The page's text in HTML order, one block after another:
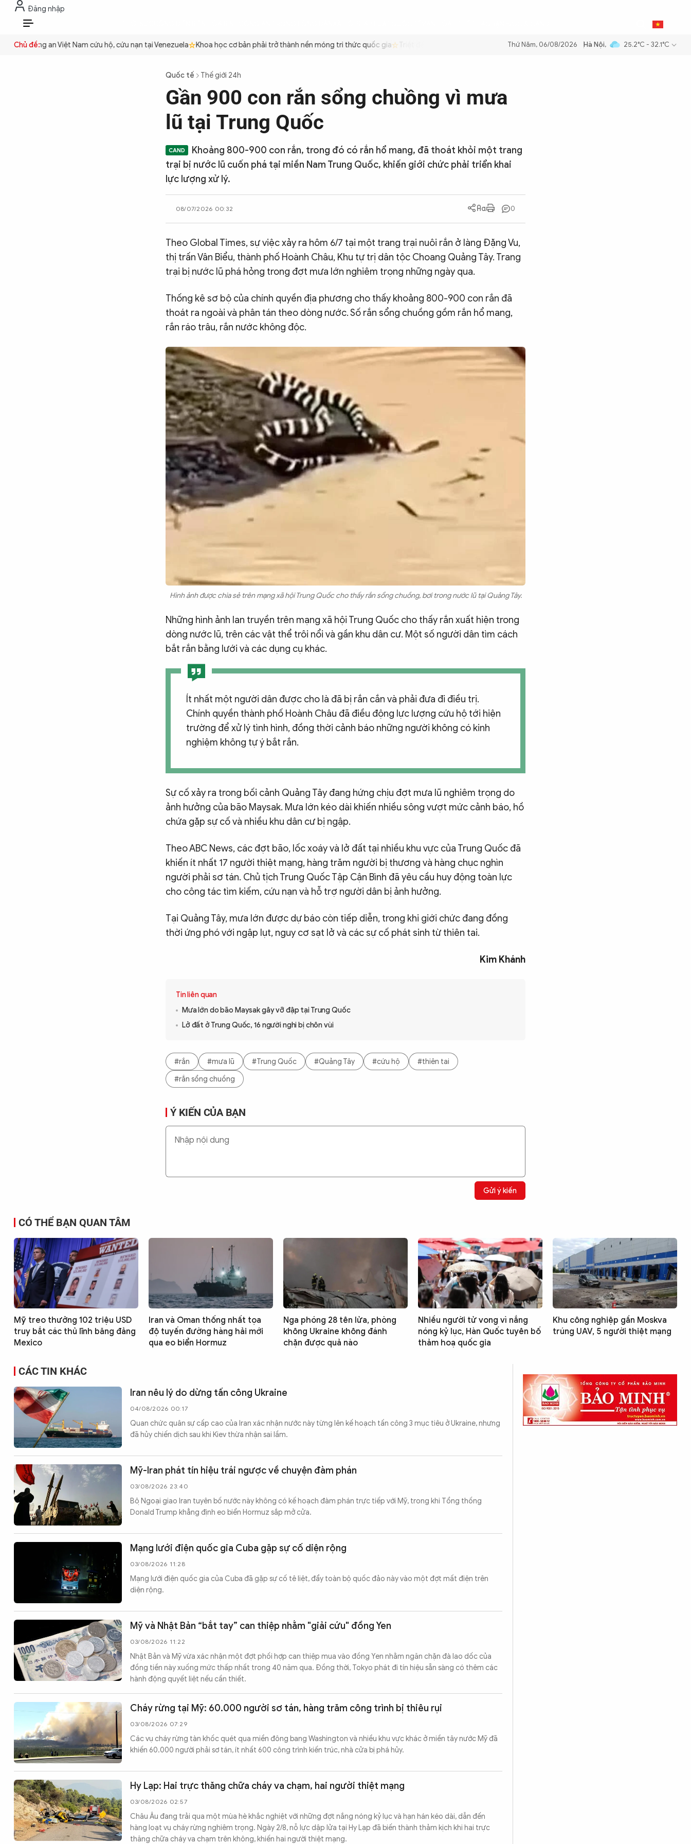
Đăng nhập
VI
Chủ đề:
Công an Việt Nam cứu hộ, cứu nạn tại Venezuela Khoa học cơ bản phải trở thành nền móng tri thức quốc gia Triệt để tiết kiệm xăng dầu để đảm bảo an ninh năng lượng quốc gia Thực hiện Nghị
Thứ Năm, 06/08/2026 Hà Nội, 25.2°C - 32.1°C
Quốc tế Thế giới 24h
Gần 900 con rắn sổng chuồng vì mưa
lũ tại Trung Quốc
Khoảng 800-900 con rắn, trong đó có rắn hổ mang, đã thoát khỏi một trang
trại bị nước lũ cuốn phá tại miền Nam Trung Quốc, khiến giới chức phải triển khai
lực lượng xử lý.
08/07/2026 00:32 0
Theo Global Times, sự việc xảy ra hôm 6/7 tại một trang trại nuôi rắn ở làng Đặng Vu,
thị trấn Vân Biểu, thành phố Hoành Châu, Khu tự trị dân tộc Choang Quảng Tây. Trang
trại bị nước lũ phá hỏng trong đợt mưa lớn nghiêm trọng những ngày qua.
Thống kê sơ bộ của chính quyền địa phương cho thấy khoảng 800-900 con rắn đã
thoát ra ngoài và phân tán theo dòng nước. Số rắn sổng chuồng gồm rắn hổ mang,
rắn ráo trâu, rắn nước không độc.
Hình ảnh được chia sẻ trên mạng xã hội Trung Quốc cho thấy rắn sổng chuồng, bơi trong nước lũ tại Quảng Tây.
Những hình ảnh lan truyền trên mạng xã hội Trung Quốc cho thấy rắn xuất hiện trong
dòng nước lũ, trên các vật thể trôi nổi và gần khu dân cư. Một số người dân tìm cách
bắt rắn bằng lưới và các dụng cụ khác.
Ít nhất một người dân được cho là đã bị rắn cắn và phải đưa đi điều trị.
Chính quyền thành phố Hoành Châu đã điều động lực lượng cứu hộ tới hiện
trường để xử lý tình hình, đồng thời cảnh báo những người không có kinh
nghiệm không tự ý bắt rắn.
Sự cố xảy ra trong bối cảnh Quảng Tây đang hứng chịu đợt mưa lũ nghiêm trọng do
ảnh hưởng của bão Maysak. Mưa lớn kéo dài khiến nhiều sông vượt mức cảnh báo, hồ
chứa gặp sự cố và nhiều khu dân cư bị ngập.
Theo ABC News, các đợt bão, lốc xoáy và lở đất tại nhiều khu vực của Trung Quốc đã
khiến ít nhất 17 người thiệt mạng, hàng trăm người bị thương và hàng chục nghìn
người phải sơ tán. Chủ tịch Trung Quốc Tập Cận Bình đã yêu cầu huy động toàn lực
cho công tác tìm kiếm, cứu nạn và hỗ trợ người dân bị ảnh hưởng.
Tại Quảng Tây, mưa lớn được dự báo còn tiếp diễn, trong khi giới chức đang đồng
thời ứng phó với ngập lụt, nguy cơ sạt lở và các sự cố phát sinh từ thiên tai.
Kim Khánh
Tin liên quan
Mưa lớn do bão Maysak gây vỡ đập tại Trung Quốc
Lở đất ở Trung Quốc, 16 người nghi bị chôn vùi
#rắn #mưa lũ #Trung Quốc #Quảng Tây #cứu hộ
#thiên tai
#rắn sổng chuồng
Ý KIẾN CỦA BẠN
Gửi ý kiến
CÓ THỂ BẠN QUAN TÂM
Mỹ treo thưởng 102 triệu USD
truy bắt các thủ lĩnh băng đảng
Mexico
Iran và Oman thống nhất tọa
độ tuyến đường hàng hải mới
qua eo biển Hormuz
Nga phóng 28 tên lửa, phòng
không Ukraine không đánh
chặn được quả nào
Nhiều người tử vong vì nắng
nóng kỷ lục, Hàn Quốc tuyên bố
thảm hoạ quốc gia
Khu công nghiệp gần Moskva
trúng UAV, 5 người thiệt mạng
CÁC TIN KHÁC
Iran nêu lý do dừng tấn công Ukraine
04/08/2026 00:17
Quan chức quân sự cấp cao của Iran xác nhận nước này từng lên kế hoạch tấn công 3 mục tiêu ở Ukraine, nhưng
đã hủy chiến dịch sau khi Kiev thừa nhận sai lầm.
Mỹ-Iran phát tín hiệu trái ngược về chuyện đàm phán
03/08/2026 23:40
Bộ Ngoại giao Iran tuyên bố nước này không có kế hoạch đàm phán trực tiếp với Mỹ, trong khi Tổng thống
Donald Trump khẳng định eo biển Hormuz sắp mở cửa.
Mạng lưới điện quốc gia Cuba gặp sự cố diện rộng
03/08/2026 11:28
Mạng lưới điện quốc gia của Cuba đã gặp sự cố tê liệt, đẩy toàn bộ quốc đảo này vào một đợt mất điện trên
diện rộng.
Mỹ và Nhật Bản “bắt tay” can thiệp nhằm "giải cứu" đồng Yen
03/08/2026 11:22
Nhật Bản và Mỹ vừa xác nhận một đợt phối hợp can thiệp mua vào đồng Yen nhằm ngăn chặn đà lao dốc của
đồng tiền này xuống mức thấp nhất trong 40 năm qua. Đồng thời, Tokyo phát đi tín hiệu sẵn sàng có thêm các
hành động quyết liệt nếu cần thiết.
Cháy rừng tại Mỹ: 60.000 người sơ tán, hàng trăm công trình bị thiêu rụi
03/08/2026 07:29
Các vụ cháy rừng tàn khốc quét qua miền đông bang Washington và nhiều khu vực khác ở miền tây nước Mỹ đã
khiến 60.000 người phải sơ tán, ít nhất 600 công trình kiến trúc, nhà cửa bị phá hủy.
Hy Lạp: Hai trực thăng chữa cháy va chạm, hai người thiệt mạng
03/08/2026 02:57
Châu Âu đang trải qua một mùa hè khắc nghiệt với những đợt nắng nóng kỷ lục và hạn hán kéo dài, dẫn đến
hàng loạt vụ cháy rừng nghiêm trọng. Ngày 2/8, nỗ lực dập lửa tại Hy Lạp đã biến thành thảm kịch khi hai trực
thăng chữa cháy va chạm trên không, khiến hai người thiệt mạng.